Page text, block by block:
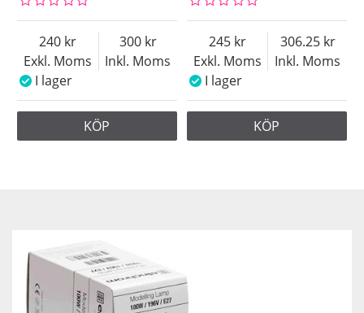
Exkl. Moms
240
Inkl. Moms
300
I lager
KÖP
Exkl. Moms
245
Inkl. Moms
306.25
I lager
KÖP